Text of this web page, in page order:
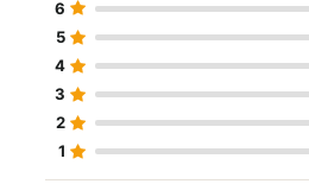
6
5
4
3
2
1